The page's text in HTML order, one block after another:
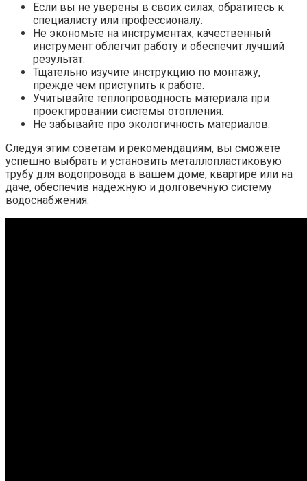
Если вы не уверены в своих силах, обратитесь к
специалисту или профессионалу.
Не экономьте на инструментах, качественный
инструмент облегчит работу и обеспечит лучший
результат.
Тщательно изучите инструкцию по монтажу,
прежде чем приступить к работе.
Учитывайте теплопроводность материала при
проектировании системы отопления.
Не забывайте про экологичность материалов.
Следуя этим советам и рекомендациям, вы сможете
успешно выбрать и установить металлопластиковую
трубу для водопровода в вашем доме, квартире или на
даче, обеспечив надежную и долговечную систему
водоснабжения.